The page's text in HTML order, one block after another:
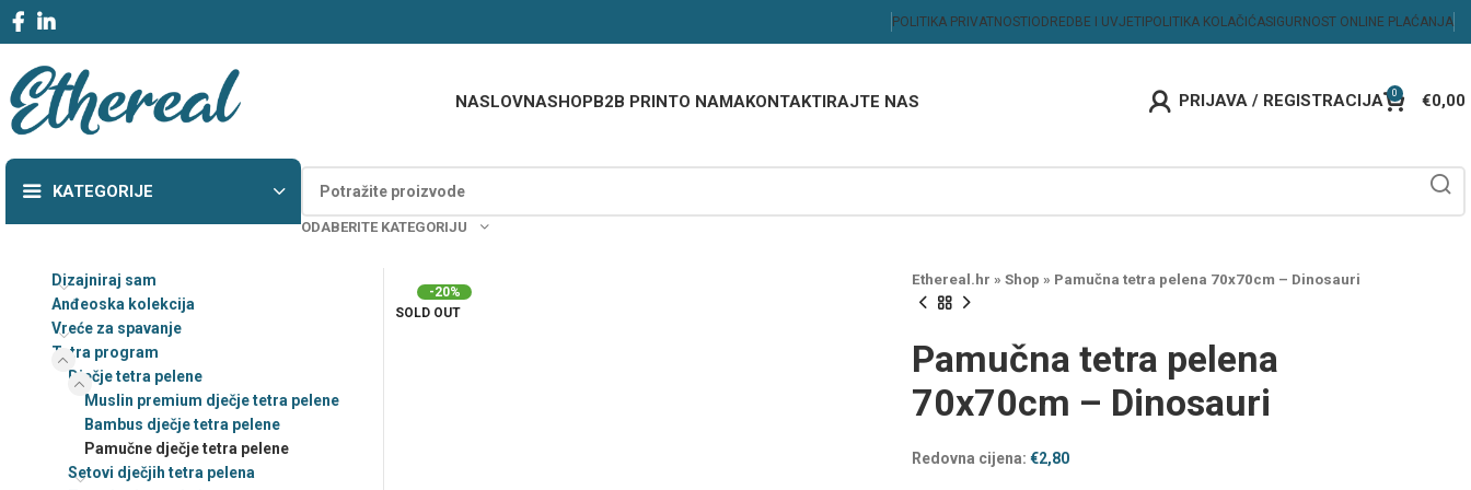
POLITIKA PRIVATNOSTI ODREDBE I UVJETI POLITIKA KOLAČIĆASIGURNOST ONLINE PLAĆANJA
NASLOVNASHOPB2B PRINTO NAMAKONTAKTIRAJTE NAS PRIJAVA / REGISTRACIJA 0 €0,00
KATEGORIJE
Vreće za spavanje
dizajniraj sam
Baby body dizajniraj sam
ODABERITE KATEGORIJU
-20%
SOLD OUT
Ethereal.hr » Shop » Pamučna tetra pelena 70x70cm – Dinosauri
Pamučna tetra pelena
70x70cm – Dinosauri
Redovna cijena: €2,80
Dizajniraj sam
Anđeoska kolekcija
Vreće za spavanje
Tetra program
Dječje tetra pelene
Muslin premium dječje tetra pelene
Bambus dječje tetra pelene
Pamučne dječje tetra pelene
Setovi dječjih tetra pelena